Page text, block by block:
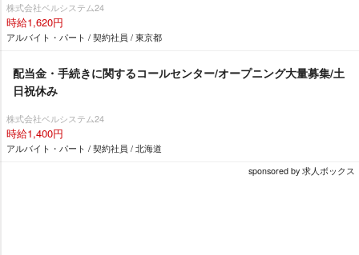
株式会社ベルシステム24
時給1,620円
アルバイト・パート / 契約社員 / 東京都
配当金・手続きに関するコールセンター/オープニング大量募集/土
日祝休み
株式会社ベルシステム24
時給1,400円
アルバイト・パート / 契約社員 / 北海道
sponsored by 求人ボックス